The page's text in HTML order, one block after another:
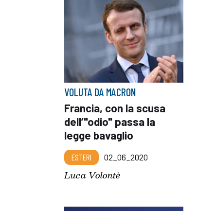
VOLUTA DA MACRON
Francia, con la scusa
dell’"odio" passa la
legge bavaglio
ESTERI 02_06_2020
Luca Volontè